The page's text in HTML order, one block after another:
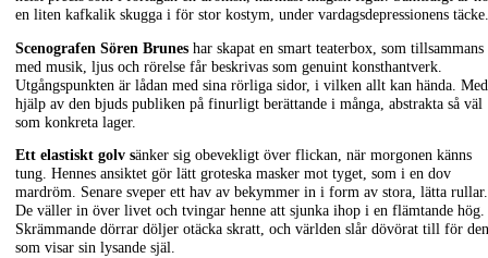
en liten kafkalik skugga i för stor kostym, under vardagsdepressionens täcke.
Scenografen Sören Brunes har skapat en smart teaterbox, som tillsammans
med musik, ljus och rörelse får beskrivas som genuint konsthantverk.
Utgångspunkten är lådan med sina rörliga sidor, i vilken allt kan hända. Med
hjälp av den bjuds publiken på finurligt berättande i många, abstrakta så väl
som konkreta lager.
Ett elastiskt golv sänker sig obevekligt över flickan, när morgonen känns
tung. Hennes ansiktet gör lätt groteska masker mot tyget, som i en dov
mardröm. Senare sveper ett hav av bekymmer in i form av stora, lätta rullar.
De väller in över livet och tvingar henne att sjunka ihop i en flämtande hög.
Skrämmande dörrar döljer otäcka skratt, och världen slår dövörat till för den
som visar sin lysande själ.